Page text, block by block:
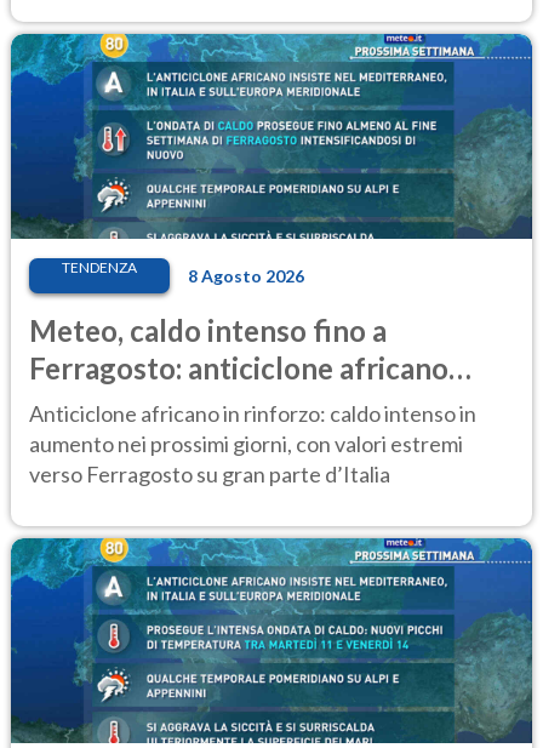
TENDENZA 8 Agosto 2026
Meteo, caldo intenso fino a
Ferragosto: anticiclone africano
ancora protagonista
Anticiclone africano in rinforzo: caldo intenso in
aumento nei prossimi giorni, con valori estremi
verso Ferragosto su gran parte d’Italia